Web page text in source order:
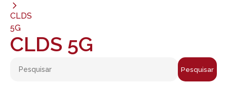
CLDS
5G
CLDS 5G
Pesquisar